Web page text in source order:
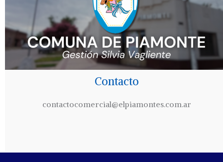
Contacto
contactocomercial@elpiamontes.com.ar